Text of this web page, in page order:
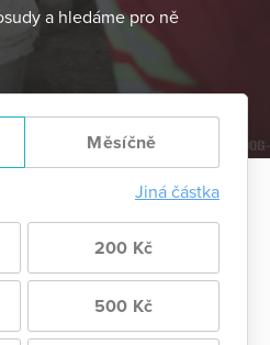
a hledáme pro ně
Měsíčně
Jiná částka
200 Kč
500 Kč